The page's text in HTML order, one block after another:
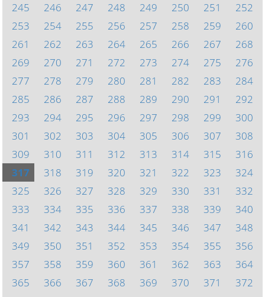
245
246 247 248 249 250 251
252
253
254 255 256 257 258 259
260
261
262 263 264 265 266 267
268
269
270 271 272 273 274 275
276
277
278 279 280 281 282 283
284
285
286 287 288 289 290 291
292
293
294 295 296 297 298 299
300
301
302 303 304 305 306 307
308
309
310 311 312 313 314 315
316
317
318 319 320 321 322 323
324
325
326 327 328 329 330 331
332
333
334 335 336 337 338 339
340
341
342 343 344 345 346 347
348
349
350 351 352 353 354 355
356
357
358 359 360 361 362 363
364
365
366 367 368 369 370 371
372